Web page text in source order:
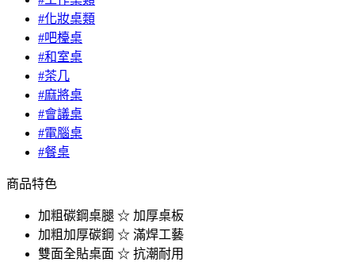
#化妝桌類
#吧檯桌
#和室桌
#茶几
#麻將桌
#會議桌
#電腦桌
#餐桌
商品特色
加粗碳鋼桌腿 ☆ 加厚桌板
加粗加厚碳鋼 ☆ 滿焊工藝
雙面全貼桌面 ☆ 抗潮耐用